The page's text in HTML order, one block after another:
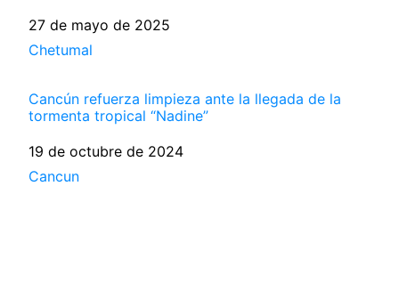
Fecha
27 de mayo de 2025
Respecto a
Chetumal
Cancún refuerza limpieza ante la llegada de la
tormenta tropical “Nadine”
Fecha
19 de octubre de 2024
Respecto a
Cancun